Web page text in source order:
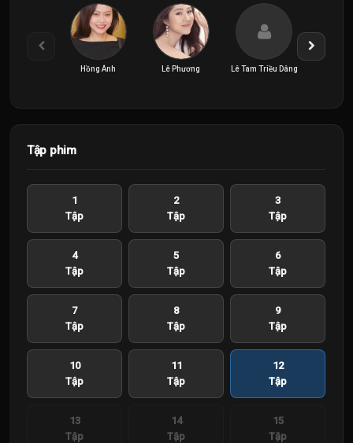
Hồng Ánh Lê Phương Lê Tam Triều Dâng
Tập phim
1
Tập
2
Tập
3
Tập
4
Tập
5
Tập
6
Tập
7
Tập
8
Tập
9
Tập
10
Tập
11
Tập
12
Tập
13
Tập
14
Tập
15
Tập